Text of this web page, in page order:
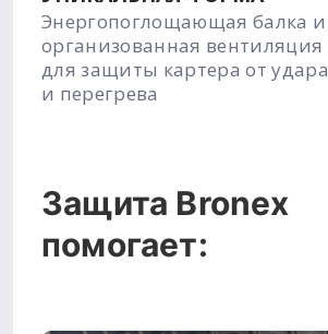
Энергопоглощающая балка и
организованная вентиляция
для защиты картера от удара
и перегрева
Защита Bronex
помогает: